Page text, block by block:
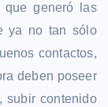
generó las
ya no tan sólo
contactos,
deben poseer
subir contenido